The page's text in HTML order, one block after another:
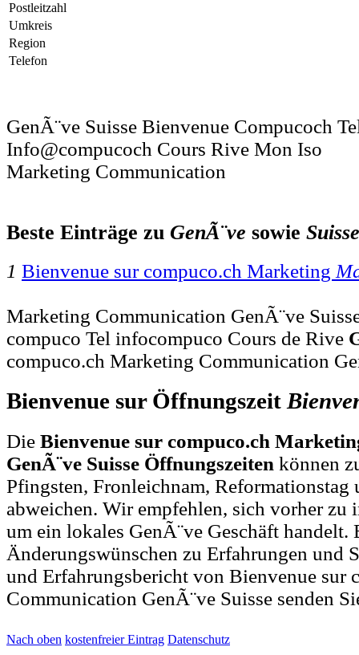
Postleitzahl
Umkreis
Region
Telefon
GenÃ¨ve Suisse Bienvenue Compucoch
Info@compucoch Cours Rive Mon Iso
Marketing Communication
Beste Einträge zu GenÃ¨ve sowie Suisse
1 Bienvenue sur compuco.ch Marketing
Marketing Communication GenÃ¨ve
compuco Tel infocompuco Cours de Rive
compuco.ch Marketing Communication
Bienvenue sur Öffnungszeit
Die Bienvenue sur compuco.ch
GenÃ¨ve Suisse Öffnungszeiten können
Pfingsten, Fronleichnam,
abweichen. Wir empfehlen, sich vorher zu
um ein lokales GenÃ¨ve Geschäft handelt.
Änderungswünschen zu Erfahrungen und
und Erfahrungsbericht von Bienvenue sur
Communication GenÃ¨ve Suisse senden
Nach oben kostenfreier Eintrag Datenschutz